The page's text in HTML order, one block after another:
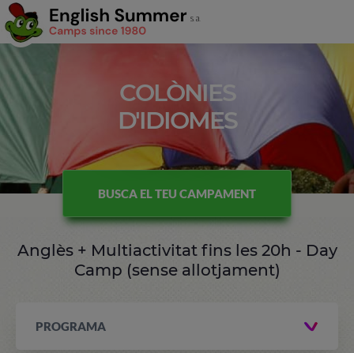
COLÒNIES
D'IDIOMES
BUSCA EL TEU CAMPAMENT
Anglès + Multiactivitat fins les 20h - Day
Camp (sense allotjament)
PROGRAMA